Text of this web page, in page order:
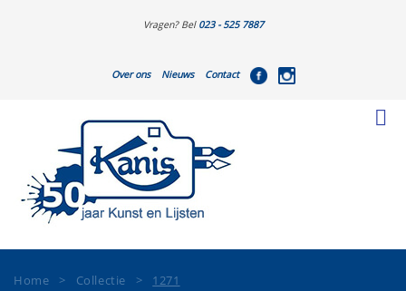
Vragen? Bel 023 - 525 7887
Over ons Nieuws Contact
Home > Collectie > 1271